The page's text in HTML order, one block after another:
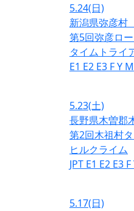
5.24(日)
新潟県弥彦村
第5回弥彦ロ
タイムトライ
E1 E2 E3 FY M
5.23(土)
長野県木曽郡
第2回木祖村
ヒルクライム
JPT E1 E2 E3 F
5.17(日)